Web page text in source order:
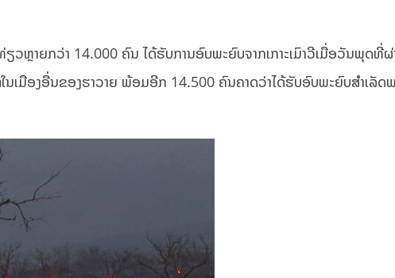
ວຫຼາຍກວ່າ 14.000 ຄົນ ໄດ້ຮັບການອົບພະຍົບຈາກເກາະເມົາວີເມື່ອວັນພຸດທີ່ຜ່
ມືອງອື່ນຂອງຮາວາຍ ພ້ອມອີກ 14.500 ຄົນຄາດວ່າໄດ້ຮັບອົບພະຍົບສຳເລັດ